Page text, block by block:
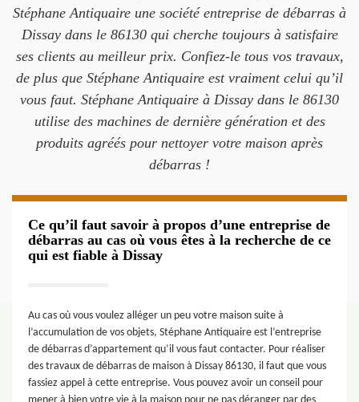
Stéphane Antiquaire une société entreprise de débarras à
Dissay dans le 86130 qui cherche toujours à satisfaire
ses clients au meilleur prix. Confiez-le tous vos travaux,
de plus que Stéphane Antiquaire est vraiment celui qu’il
vous faut. Stéphane Antiquaire à Dissay dans le 86130
utilise des machines de dernière génération et des
produits agréés pour nettoyer votre maison après
débarras !
Ce qu’il faut savoir à propos d’une entreprise de
débarras au cas où vous êtes à la recherche de ce
qui est fiable à Dissay
Au cas où vous voulez alléger un peu votre maison suite à
l’accumulation de vos objets, Stéphane Antiquaire est l’entreprise
de débarras d’appartement qu’il vous faut contacter. Pour réaliser
des travaux de débarras de maison à Dissay 86130, il faut que vous
fassiez appel à cette entreprise. Vous pouvez avoir un conseil pour